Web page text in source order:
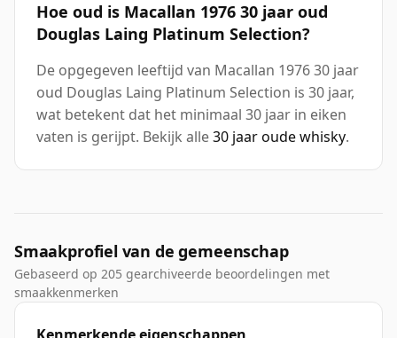
Hoe oud is Macallan 1976 30 jaar oud
Douglas Laing Platinum Selection?
De opgegeven leeftijd van Macallan 1976 30 jaar
oud Douglas Laing Platinum Selection is 30 jaar,
wat betekent dat het minimaal 30 jaar in eiken
vaten is gerijpt. Bekijk alle30 jaar oude whisky.
Smaakprofiel van de gemeenschap
Gebaseerd op 205 gearchiveerde beoordelingen met
smaakkenmerken